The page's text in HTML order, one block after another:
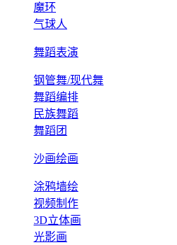
魔环
气球人
舞蹈表演
钢管舞/现代舞
舞蹈编排
民族舞蹈
舞蹈团
沙画绘画
涂鸦墙绘
视频制作
3D立体画
光影画